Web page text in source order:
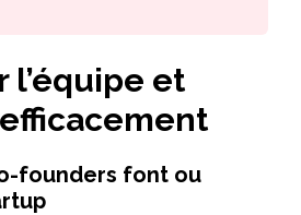
l’équipe et
founders font ou